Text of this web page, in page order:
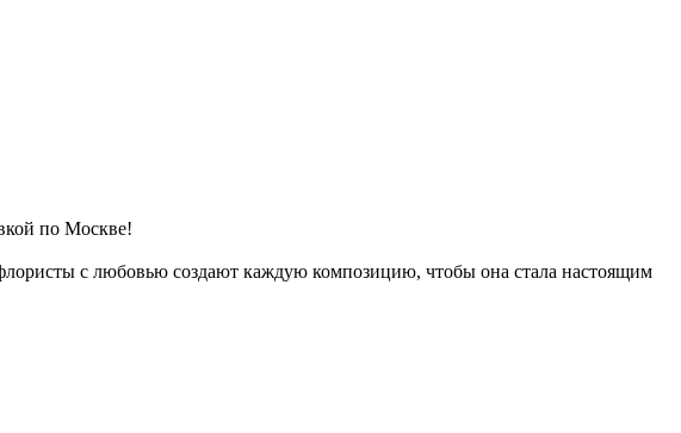
по Москве!
с любовью создают каждую композицию, чтобы она стала настоящим